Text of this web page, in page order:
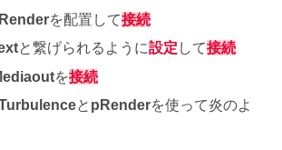
を配置して接続
と繋げられるように設定 して接続
を接続
と pRenderを使って炎のよ